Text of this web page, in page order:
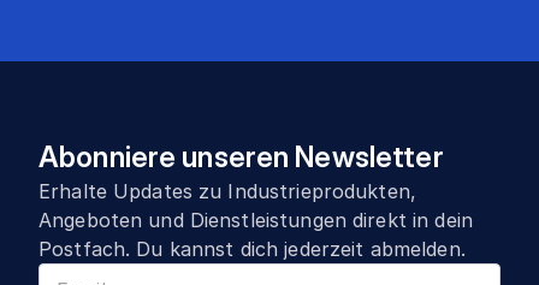
Abonniere unseren Newsletter
Erhalte Updates zu Industrieprodukten,
Angeboten und Dienstleistungen direkt in dein
Postfach. Du kannst dich jederzeit abmelden.